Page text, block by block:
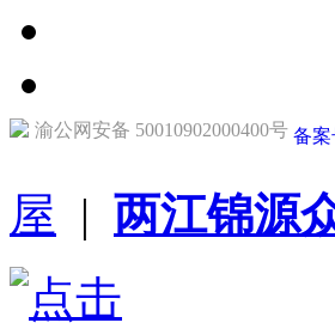
渝公网安备 50010902000400号 备案
屋 | 两江锦源